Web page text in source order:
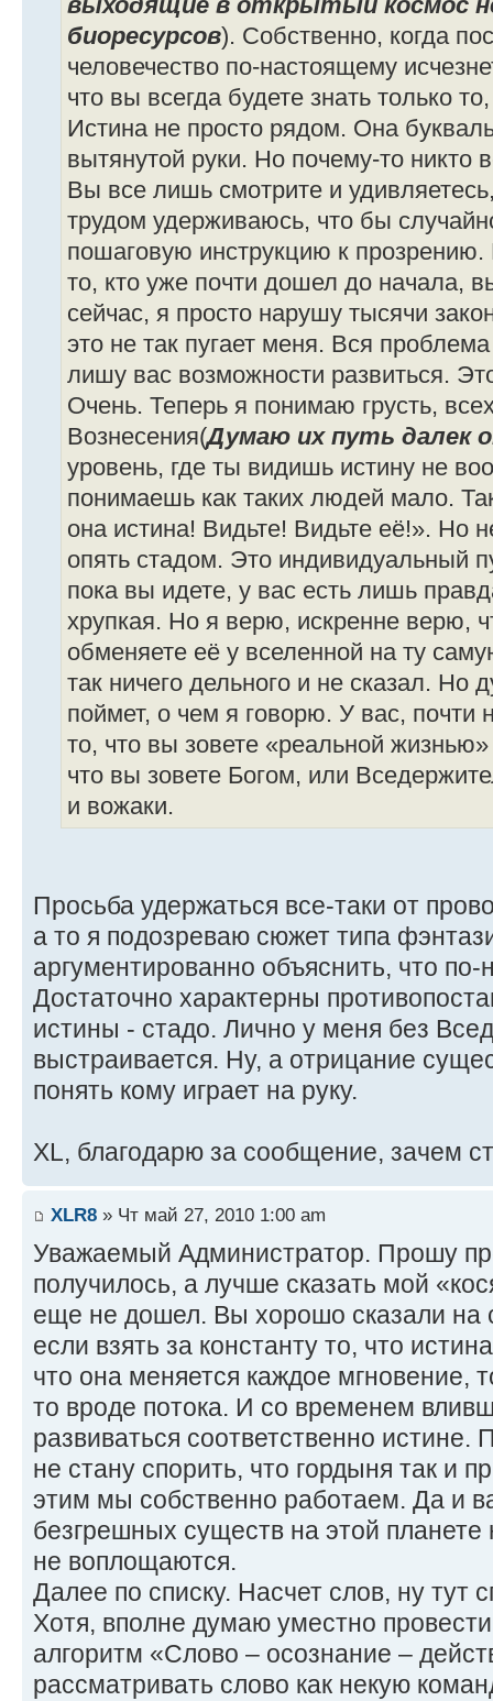
выходящие в открытый космос
биоресурсов). Собственно, когда
человечество по-настоящему
что вы всегда будете знать только
Истина не просто рядом. Она
вытянутой руки. Но почему-то никто
Вы все лишь смотрите и
трудом удерживаюсь, что бы
пошаговую инструкцию к прозрению.
то, кто уже почти дошел до начала,
сейчас, я просто нарушу тысячи
это не так пугает меня. Вся
лишу вас возможности развиться.
Очень. Теперь я понимаю грусть,
Вознесения(Думаю их путь далек
уровень, где ты видишь истину не
понимаешь как таких людей мало.
она истина! Видьте! Видьте её!». Но
опять стадом. Это индивидуальный
пока вы идете, у вас есть лишь
хрупкая. Но я верю, искренне верю,
обменяете её у вселенной на ту
так ничего дельного и не сказал. Но
поймет, о чем я говорю. У вас, почти
то, что вы зовете «реальной
что вы зовете Богом, или
и вожаки.
Просьба удержаться все-таки от
а то я подозреваю сюжет типа
аргументированно объяснить, что
Достаточно характерны
истины - стадо. Лично у меня без
выстраивается. Ну, а отрицание
понять кому играет на руку.
ХL, благодарю за сообщение, зачем
XLR8 » Чт май 27, 2010 1:00 am
Уважаемый Администратор. Прошу
получилось, а лучше сказать мой
еще не дошел. Вы хорошо сказали на
если взять за константу то, что
что она меняется каждое мгновение,
то вроде потока. И со временем
развиваться соответственно истине.
не стану спорить, что гордыня так и
этим мы собственно работаем. Да и
безгрешных существ на этой планете
не воплощаются.
Далее по списку. Насчет слов, ну тут
Хотя, вполне думаю уместно
алгоритм «Слово – осознание –
рассматривать слово как некую